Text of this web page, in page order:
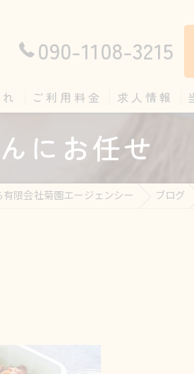
090-1108-3215
ご利用料金 求人情報
にお任せ
限会社菊園エージェンシー ブログ